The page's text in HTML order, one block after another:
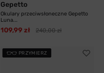
Gepetto
Okulary przeciwsłoneczne Gepetto
Luna...
109,99 zł 240,00 zł
PRZYMIERZ